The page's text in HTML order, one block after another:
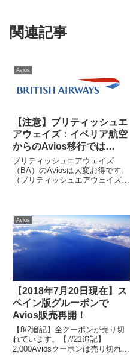
関連記事
Avios
【注意】ブリティッシュエ
アウェイズ：イベリア航空
からのAvios移行では
Avios延長できず
ブリティッシュエアウェイズ
（BA）のAviosは大変お得です。
（ブリティッシュエアウェイズ
Avios（マイルのこと）でJAL特
典航空券を予約することができる
か...
Avios
【2018年7月20日現在】ス
ペイン版グルーポンで
Avios販売再開！
【8/2追記】全クーポンが売り切
れています。【7/21追記】
2,000Aviosクーポンは売り切れて